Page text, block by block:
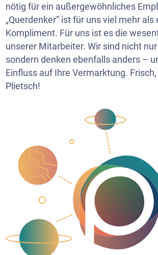
nötig für ein außergewöhnliches
„Querdenker“ ist für uns viel mehr
Kompliment. Für uns ist es die
unserer Mitarbeiter. Wir sind nicht
sondern denken ebenfalls anders –
Einfluss auf Ihre Vermarktung.
Plietsch!